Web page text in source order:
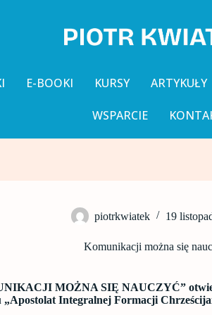
E-BOOKI KURSY ARTYKUŁY
WSPARCIE
piotrkwiatek 19
Komunikacji można się
MOŻNA SIĘ NAUCZYĆ”
„Apostolat Integralnej Formacji